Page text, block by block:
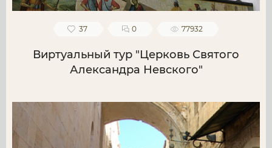
37 0 77932
Виртуальный тур "Церковь Святого
Александра Невского"